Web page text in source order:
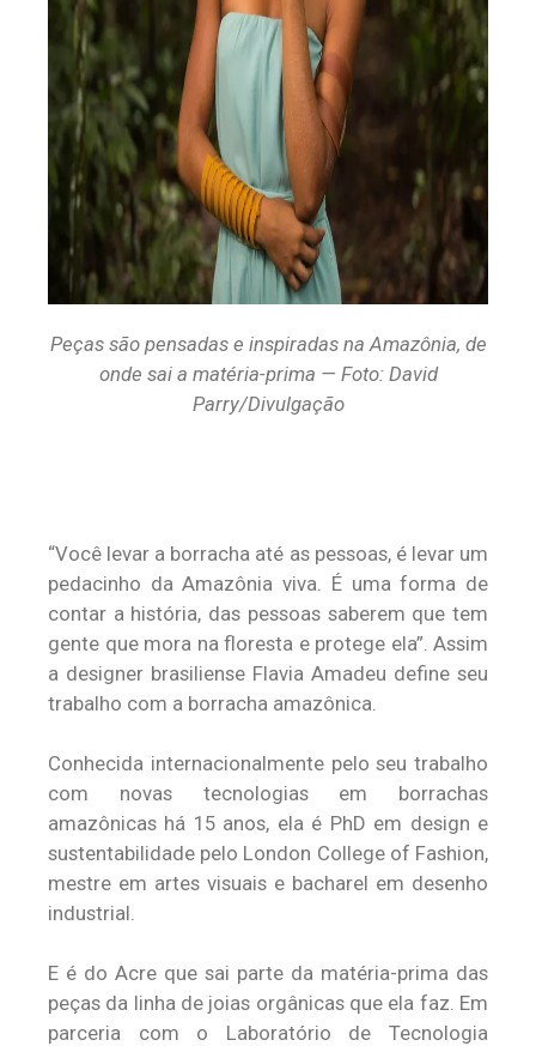
Peças são pensadas e inspiradas na Amazônia, de
onde sai a matéria-prima — Foto: David
Parry/Divulgação
“Você levar a borracha até as pessoas, é levar um
pedacinho da Amazônia viva. É uma forma de
contar a história, das pessoas saberem que tem
gente que mora na floresta e protege ela”. Assim
a designer brasiliense Flavia Amadeu define seu
trabalho com a borracha amazônica.
Conhecida internacionalmente pelo seu trabalho
com novas tecnologias em borrachas
amazônicas há 15 anos, ela é PhD em design e
sustentabilidade pelo London College of Fashion,
mestre em artes visuais e bacharel em desenho
industrial.
E é do Acre que sai parte da matéria-prima das
peças da linha de joias orgânicas que ela faz. Em
parceria com o Laboratório de Tecnologia